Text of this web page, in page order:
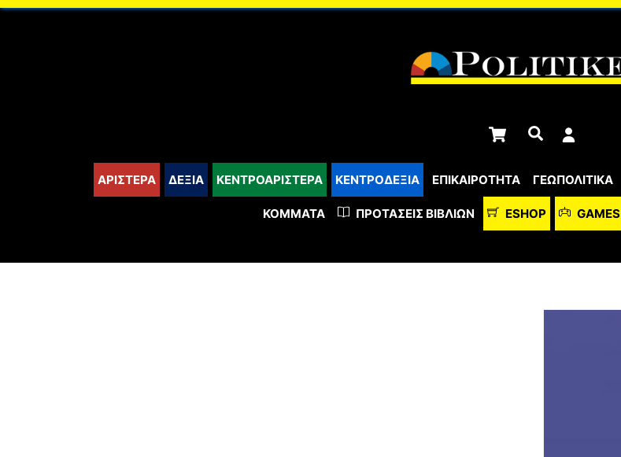
content
Cart Αναζήτηση
ΑΡΙΣΤΕΡΑ ΔΕΞΙΑ ΚΕΝΤΡΟΑΡΙΣΤΕΡΑ ΚΕΝΤΡΟΔΕΞΙΑ ΕΠΙΚΑΙΡΟΤΗΤΑ ΓΕΩΠΟΛΙΤΙΚΑ
ΚΌΜΜΑΤΑ ΠΡΟΤΆΣΕΙΣ ΒΙΒΛΊΩΝ ESHOP GAMES